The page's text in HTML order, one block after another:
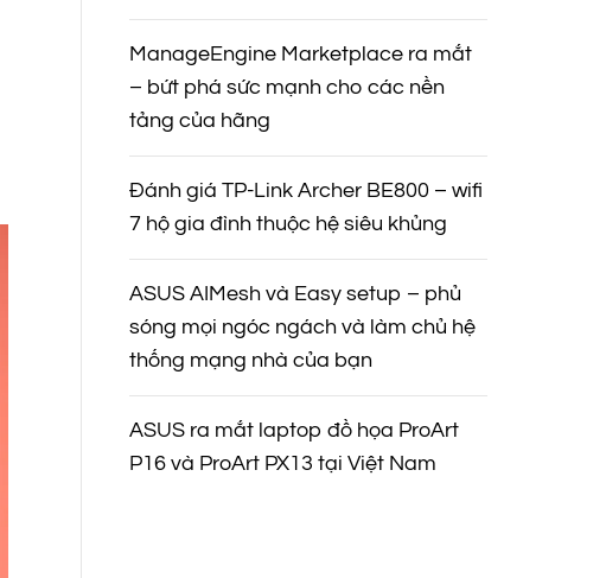
ManageEngine Marketplace ra mắt
– bứt phá sức mạnh cho các nền
tảng của hãng
Đánh giá TP-Link Archer BE800 – wifi
7 hộ gia đình thuộc hệ siêu khủng
ASUS AIMesh và Easy setup – phủ
sóng mọi ngóc ngách và làm chủ hệ
thống mạng nhà của bạn
ASUS ra mắt laptop đồ họa ProArt
P16 và ProArt PX13 tại Việt Nam